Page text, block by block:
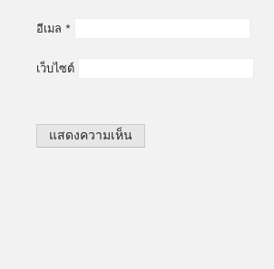
อีเมล *
เว็บไซต์